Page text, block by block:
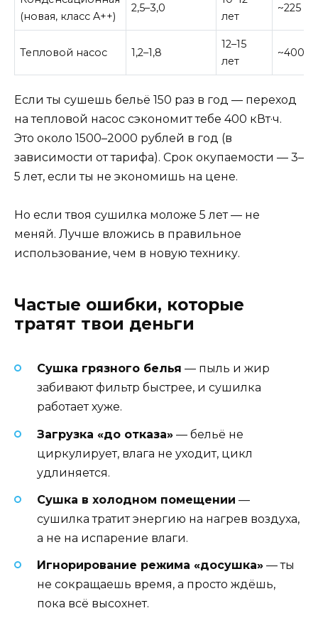
(новая, класс A++)
2,5–3,0
лет
~225
Тепловой насос 1,2–1,8
12–15
лет
~400
Если ты сушешь бельё 150 раз в год — переход
на тепловой насос сэкономит тебе 400 кВт·ч.
Это около 1500–2000 рублей в год (в
зависимости от тарифа). Срок окупаемости — 3–
5 лет, если ты не экономишь на цене.
Но если твоя сушилка моложе 5 лет — не
меняй. Лучше вложись в правильное
использование, чем в новую технику.
Частые ошибки, которые
тратят твои деньги
Сушка грязного белья — пыль и жир
забивают фильтр быстрее, и сушилка
работает хуже.
Загрузка «до отказа» — бельё не
циркулирует, влага не уходит, цикл
удлиняется.
Сушка в холодном помещении —
сушилка тратит энергию на нагрев воздуха,
а не на испарение влаги.
Игнорирование режима «досушка» — ты
не сокращаешь время, а просто ждёшь,
пока всё высохнет.